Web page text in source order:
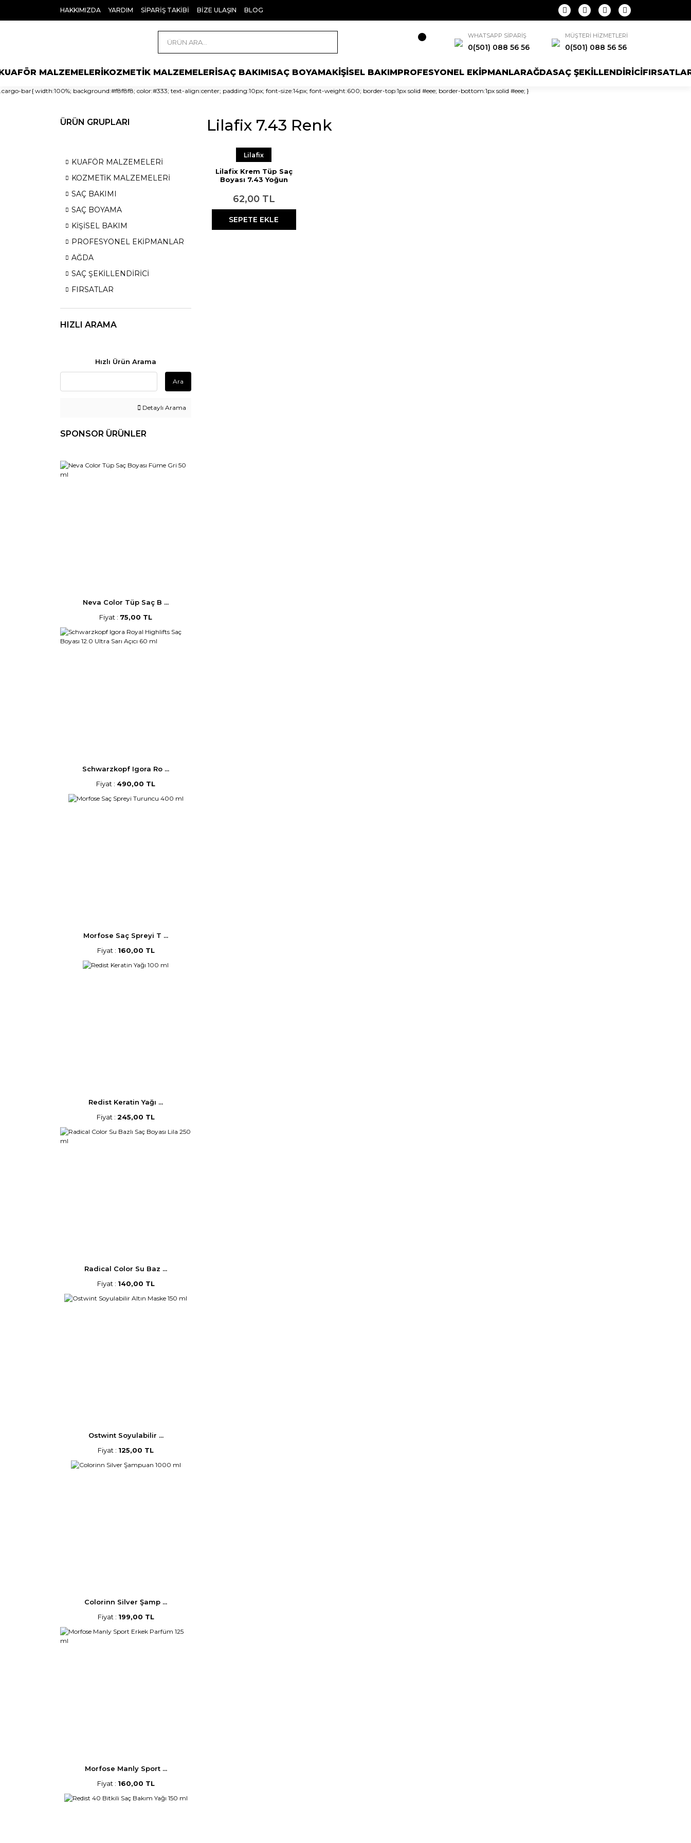
HAKKIMIZDA YARDIM SİPARİŞ TAKİBİ BİZE ULAŞIN BLOG
WHATSAPP SİPARİŞ
0(501) 088 56 56
MÜŞTERİ HİZMETLERİ
0(501) 088 56 56
MALZEMELERİKOZMETİK MALZEMELERİSAÇ BAKIMISAÇ BOYAMAKİŞİSEL BAKIMPROFESYONEL EKİPMANLARAĞDASAÇ ŞEKİLLENDİRİCİ
.cargo-bar{ width:100%; background:#f8f8f8; color:#333; text-align:center; padding:10px; font-size:14px; font-weight:600; border-top:1px solid #eee; border-bottom:1px solid #eee; }
ÜRÜN GRUPLARI
KUAFÖR MALZEMELERİ
KOZMETİK MALZEMELERİ
SAÇ BAKIMI
SAÇ BOYAMA
KİŞİSEL BAKIM
PROFESYONEL EKİPMANLAR
AĞDA
SAÇ ŞEKİLLENDİRİCİ
FIRSATLAR
HIZLI ARAMA
Hızlı Ürün Arama
Ara
Detaylı Arama
SPONSOR ÜRÜNLER
Neva Color Tüp Saç B ...
Fiyat : 75,00 TL
Schwarzkopf Igora Ro ...
Fiyat : 490,00 TL
Morfose Saç Spreyi T ...
Fiyat : 160,00 TL
Redist Keratin Yağı ...
Fiyat : 245,00 TL
Radical Color Su Baz ...
Fiyat : 140,00 TL
Ostwint Soyulabilir ...
Fiyat : 125,00 TL
Colorinn Silver Şamp ...
Fiyat : 199,00 TL
Morfose Manly Sport ...
Fiyat : 160,00 TL
Lilafix 7.43 Renk
Lilafix
Lilafix Krem Tüp Saç
Boyası 7.43 Yoğun
62,00 TL
SEPETE EKLE